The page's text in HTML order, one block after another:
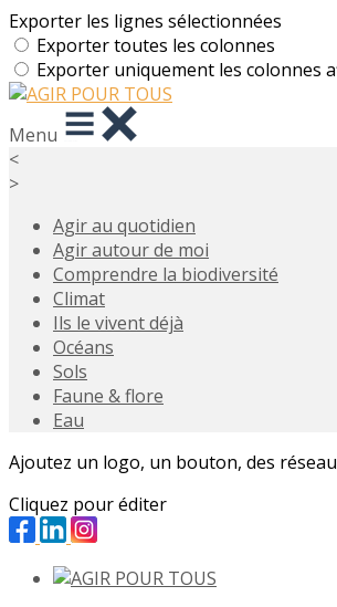
Exporter les lignes sélectionnées
Exporter toutes les colonnes
Exporter uniquement les colonnes
Menu
<
>
Agir au quotidien
Agir autour de moi
Comprendre la biodiversité
Climat
Ils le vivent déjà
Océans
Sols
Faune & flore
Eau
Ajoutez un logo, un bouton, des
Cliquez pour éditer